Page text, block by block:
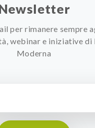
per rimanere sempre
webinar e iniziative di
Moderna